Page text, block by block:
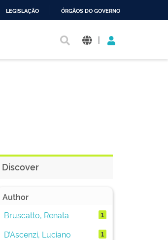
LEGISLAÇÃO ÓRGÃOS DO GOVERNO
|
Discover
Author
Bruscatto, Renata
1
D’Ascenzi, Luciano 1